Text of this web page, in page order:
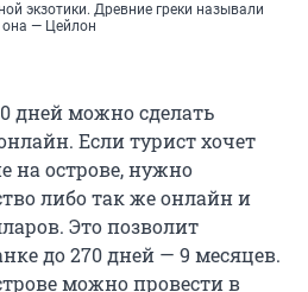
экзотики. Древние греки называли
она — Цейлон
дней можно сделать
Если турист хочет
на острове, нужно
либо так же онлайн и
Это позволит
до 270 дней — 9 месяцев.
можно провести в